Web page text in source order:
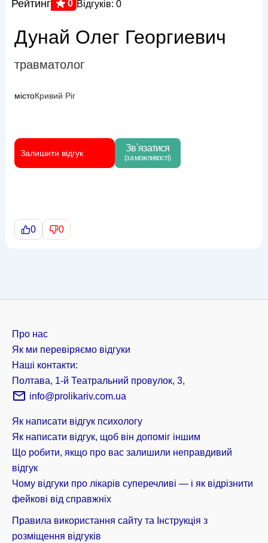
Рейтинг 0 Відгуків: 0
Дунай Олег Георгиевич
травматолог
містоКривий Ріг
Залишити відгук Зв`язатися
(за можливості)
0 0
Про нас
Як ми перевіряємо відгуки
Наші контакти:
Полтава, 1-й Театральний провулок, 3,
info@prolikariv.com.ua
Як написати відгук психологу
Як написати відгук, щоб він допоміг іншим
Що робити, якщо про вас залишили неправдивий
відгук
Чому відгуки про лікарів суперечливі — і як відрізнити
фейкові від справжніх
Правила використання сайту та Інструкція з
розміщення відгуків